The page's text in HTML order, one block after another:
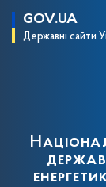
GOV.UA
Державні сайти